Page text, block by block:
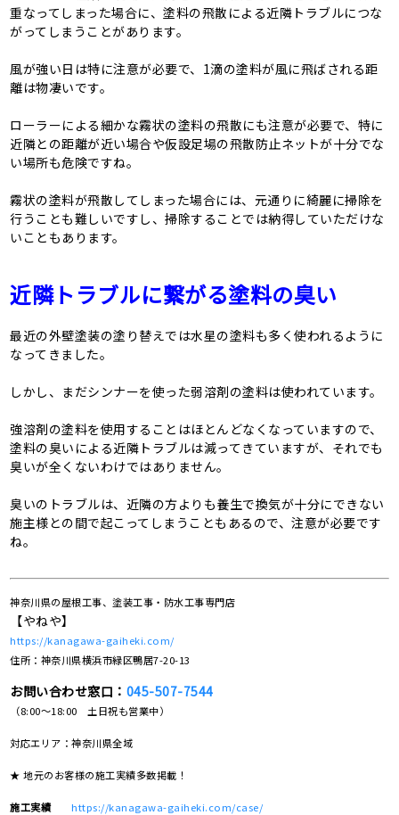
重なってしまった場合に、塗料の飛散による近隣トラブルにつな
がってしまうことがあります。
風が強い日は特に注意が必要で、1滴の塗料が風に飛ばされる距
離は物凄いです。
ローラーによる細かな霧状の塗料の飛散にも注意が必要で、特に
近隣との距離が近い場合や仮設足場の飛散防止ネットが十分でな
い場所も危険ですね。
霧状の塗料が飛散してしまった場合には、元通りに綺麗に掃除を
行うことも難しいですし、掃除することでは納得していただけな
いこともあります。
近隣トラブルに繋がる塗料の臭い
最近の外壁塗装の塗り替えでは水星の塗料も多く使われるように
なってきました。
しかし、まだシンナーを使った弱溶剤の塗料は使われています。
強溶剤の塗料を使用することはほとんどなくなっていますので、
塗料の臭いによる近隣トラブルは減ってきていますが、それでも
臭いが全くないわけではありません。
臭いのトラブルは、近隣の方よりも養生で換気が十分にできない
施主様との間で起こってしまうこともあるので、注意が必要です
ね。
神奈川県の屋根工事、塗装工事・防水工事専門店
【やねや】
https://kanagawa-gaiheki.com/
住所：神奈川県横浜市緑区鴨居7-20-13
お問い合わせ窓口： 045-507-7544
（8:00～18:00 土日祝も営業中）
対応エリア：神奈川県全域
★ 地元のお客様の施工実績多数掲載！
施工実績
https://kanagawa-gaiheki.com/case/